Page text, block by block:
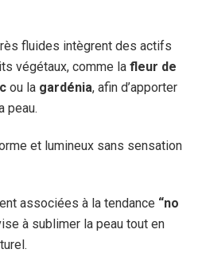
fluides intègrent des actifs
végétaux, comme la fleur de
ou la gardénia, afin d’apporter
peau.
et lumineux sans sensation
associées à la tendance “no
à sublimer la peau tout en